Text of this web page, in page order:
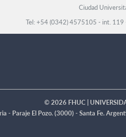
Ciudad
Tel: +54 (0342) 4575105 - int. 119
© 2026 FHUC |
- Paraje El Pozo. (3000) - Santa Fe.